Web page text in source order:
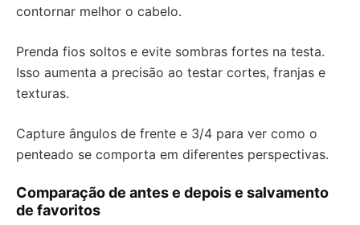
contornar melhor o cabelo.
Prenda fios soltos e evite sombras fortes na testa.
Isso aumenta a precisão ao testar cortes, franjas e
texturas.
Capture ângulos de frente e 3/4 para ver como o
penteado se comporta em diferentes perspectivas.
Comparação de antes e depois e salvamento
de favoritos